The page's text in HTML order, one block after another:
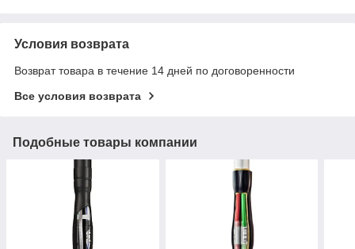
Условия возврата
Возврат товара в течение 14 дней по договоренности
Все условия возврата
Подобные товары компании